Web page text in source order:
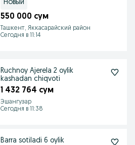
Новый
550 000 сум
Ташкент, Яккасарайский район
Сегодня в 11:14
Ruchnoy Ajerela 2 oylik
kashadan chiqvoti
1 432 764 сум
Эшангузар
Сегодня в 11:38
Barra sotiladi 6 oylik